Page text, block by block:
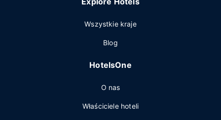
Wszystkie kraje
Blog
HotelsOne
O nas
Właściciele hoteli